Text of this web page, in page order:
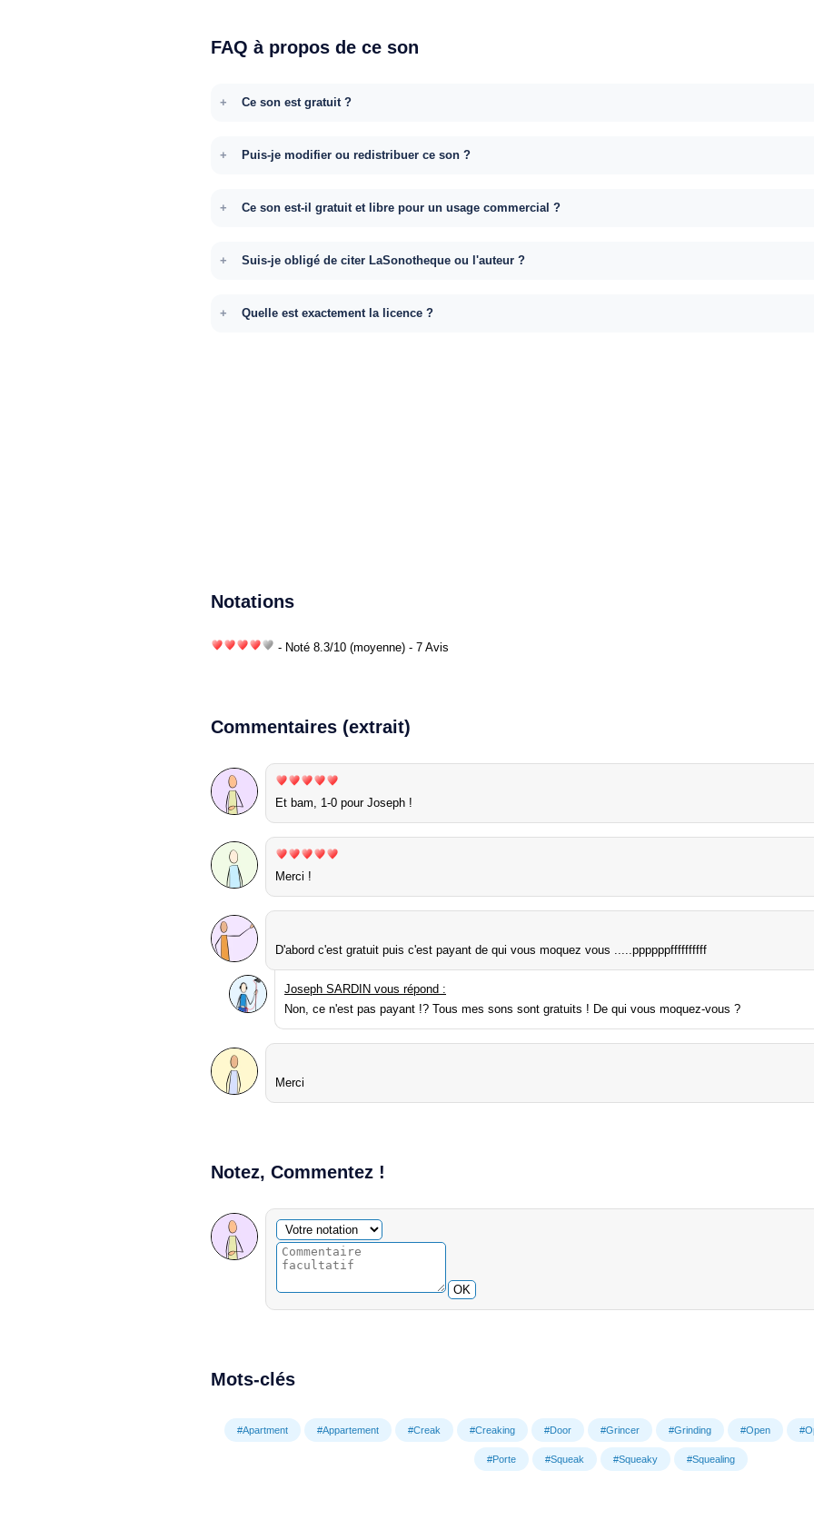
FAQ à propos de ce son
Ce son est gratuit ?
Puis-je modifier ou redistribuer ce son ?
Ce son est-il gratuit et libre pour un usage commercial ?
Suis-je obligé de citer LaSonotheque ou l'auteur ?
Quelle est exactement la licence ?
Notations
- Noté 8.3/10 (moyenne) - 7 Avis
Commentaires (extrait)
Et bam, 1-0 pour Joseph !
Merci !
D'abord c'est gratuit puis c'est payant de qui vous moquez vous .....ppppppffffffffff
Joseph SARDIN vous répond :
Non, ce n'est pas payant !? Tous mes sons sont gratuits ! De qui vous moquez-vous ?
Merci
Notez, Commentez !
Commentaire facultatif
Votre notation
OK
Mots-clés
#Apartment #Appartement #Creak #Creaking #Door #Grincer #Grinding #Open
#Porte #Squeak #Squeaky #Squealing